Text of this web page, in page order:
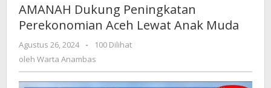
Perekonomian
Aceh
AMANAH Dukung Peningkatan
Perekonomian Aceh Lewat Anak Muda
Agustus 26, 2024
oleh
-
100 Dilihat
oleh Warta Anambas